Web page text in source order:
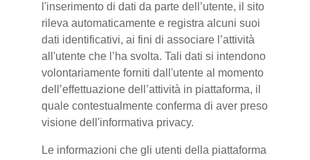
l'inserimento di dati da parte dell’utente, il sito
rileva automaticamente e registra alcuni suoi
dati identificativi, ai fini di associare l’attività
all'utente che l’ha svolta. Tali dati si intendono
volontariamente forniti dall'utente al momento
dell’effettuazione dell’attività in piattaforma, il
quale contestualmente conferma di aver preso
visione dell'informativa privacy.
Le informazioni che gli utenti della piattaforma